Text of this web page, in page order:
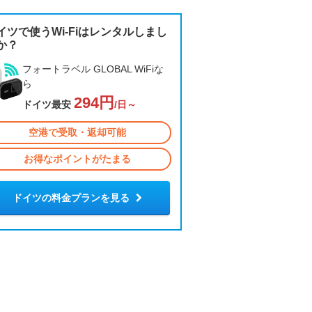
ツで使うWi-Fiはレンタルしまし
？
フォートラベル GLOBAL WiFiな
ら
ドイツ最安 294円 /日～
空港で受取・返却可能
お得なポイントがたまる
ドイツの料金プランを見る